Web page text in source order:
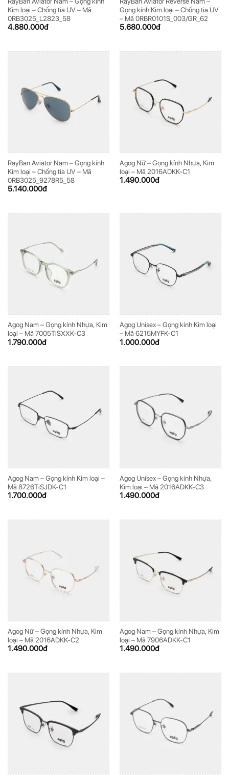
Kim loại – Chống tia UV – Mã
0RB3025_L2823_58
4.880.000đ
Gọng kính Kim loại – Chống tia UV
– Mã 0RBR0101S_003/GR_62
5.680.000đ
RayBan Aviator Nam – Gọng kính
Kim loại – Chống tia UV – Mã
0RB3025_9278R5_58
5.140.000đ
Agog Nữ – Gọng kính Nhựa, Kim
loại – Mã 2016ADKK-C1
1.490.000đ
Agog Nam – Gọng kính Nhựa, Kim
loại – Mã 7005TiSXXK-C3
1.790.000đ
Agog Unisex – Gọng kính Kim loại
– Mã 6215MYFK-C1
1.000.000đ
Agog Nam – Gọng kính Kim loại –
Mã 8726TiSJDK-C1
1.700.000đ
Agog Unisex – Gọng kính Nhựa,
Kim loại – Mã 2016ADKK-C3
1.490.000đ
Agog Nữ – Gọng kính Nhựa, Kim
loại – Mã 2016ADKK-C2
1.490.000đ
Agog Nam – Gọng kính Nhựa, Kim
loại – Mã 7906ADKK-C1
1.490.000đ